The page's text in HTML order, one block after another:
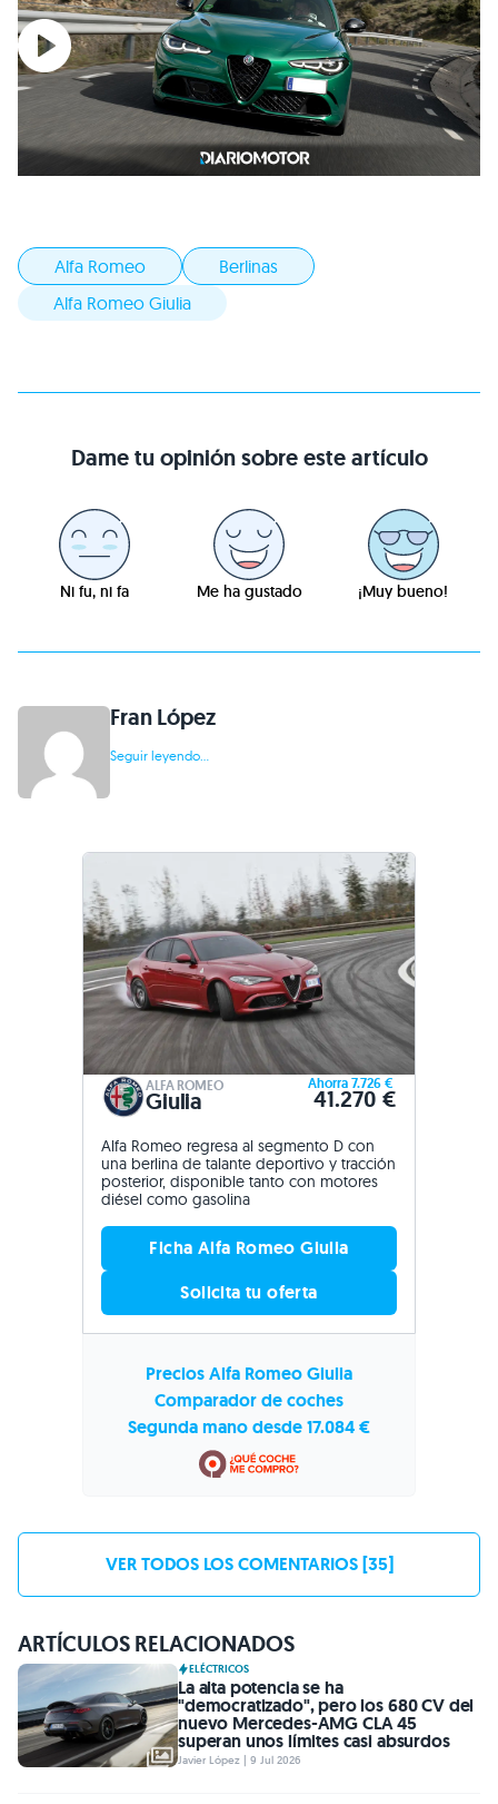
Alfa Romeo
Berlinas
Alfa Romeo Giulia
Dame tu opinión sobre este artículo
Ni fu, ni fa Me ha gustado ¡Muy bueno!
Fran López
Seguir leyendo...
ALFA ROMEO
Giulia
Ahorra 7.726 €
41.270 €
Alfa Romeo regresa al segmento D con
una berlina de talante deportivo y tracción
posterior, disponible tanto con motores
diésel como gasolina
Ficha Alfa Romeo Giulia
Solicita tu oferta
Precios Alfa Romeo Giulia
Comparador de coches
Segunda mano desde 17.084 €
VER TODOS LOS COMENTARIOS [35]
ARTÍCULOS RELACIONADOS
ELÉCTRICOS
La alta potencia se ha
"democratizado", pero los 680 CV del
nuevo Mercedes-AMG CLA 45
superan unos límites casi absurdos
Javier López | 9 Jul 2026